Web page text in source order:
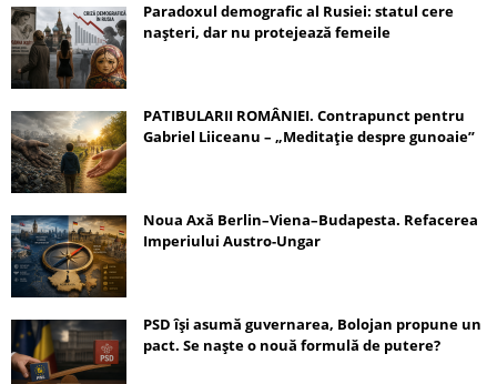
Paradoxul demografic al Rusiei: statul cere
nașteri, dar nu protejează femeile
PATIBULARII ROMÂNIEI. Contrapunct pentru
Gabriel Liiceanu – „Meditație despre gunoaie”
Noua Axă Berlin–Viena–Budapesta. Refacerea
Imperiului Austro-Ungar
PSD își asumă guvernarea, Bolojan propune un
pact. Se naște o nouă formulă de putere?